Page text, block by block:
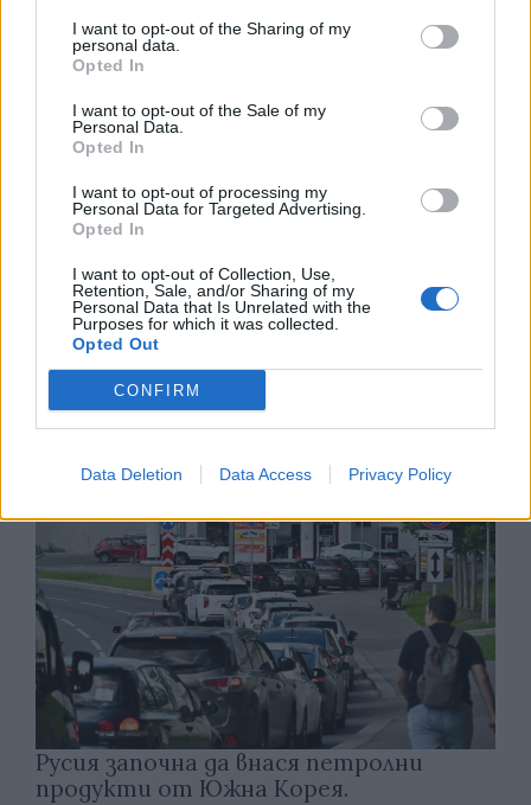
I want to opt-out of the Sharing of my
personal data.
Opted In
I want to opt-out of the Sale of my
Personal Data.
Opted In
I want to opt-out of processing my
Personal Data for Targeted Advertising.
Opted In
I want to opt-out of Collection, Use,
Retention, Sale, and/or Sharing of my
Personal Data that Is Unrelated with the
Purposes for which it was collected.
Opted Out
CONFIRM
Data Deletion Data Access Privacy Policy
Белият дом спира проекти за
възобновяема енергия в САЩ
07.08.2026 / 18:00
Русия започна да внася петролни
продукти от Южна Корея.